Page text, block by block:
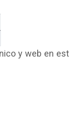
y web en